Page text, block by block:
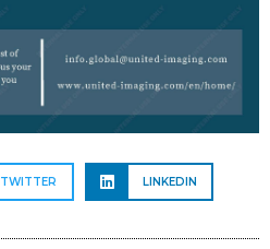
TWITTER LINKEDIN